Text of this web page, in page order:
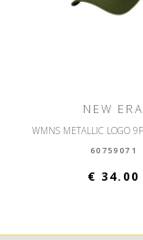
NEW ERA
60759071
€ 34.00